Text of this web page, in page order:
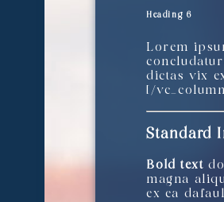
Heading 6
Lorem
dictas vix
[/
Standard
Bold text
magna
ex ea